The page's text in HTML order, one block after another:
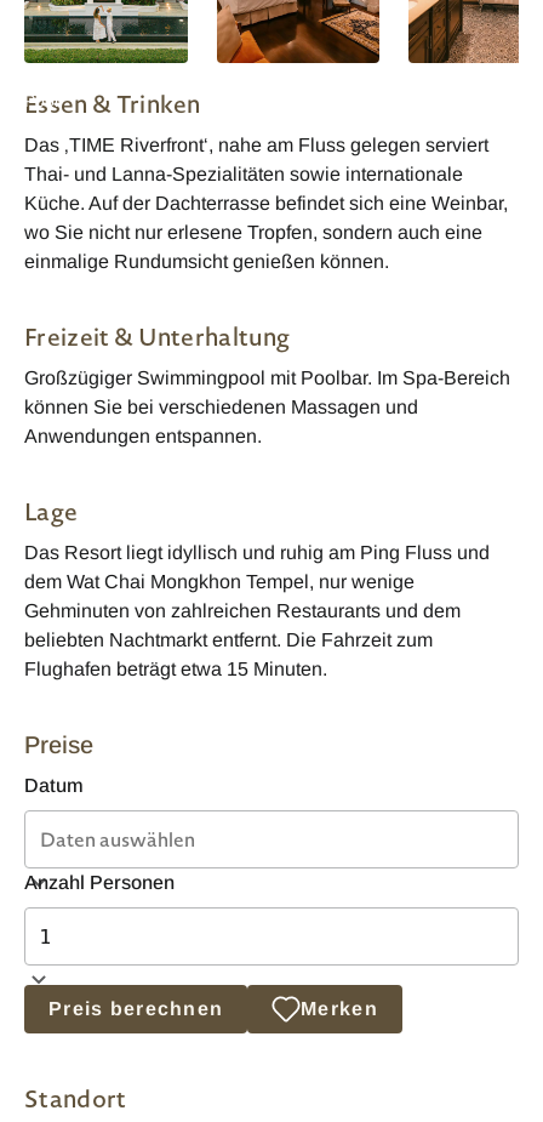
Pool
Essen & Trinken
Das ‚TIME Riverfront‘, nahe am Fluss gelegen serviert
Thai- und Lanna-Spezialitäten sowie internationale
Küche. Auf der Dachterrasse befindet sich eine Weinbar,
wo Sie nicht nur erlesene Tropfen, sondern auch eine
einmalige Rundumsicht genießen können.
Freizeit & Unterhaltung
Großzügiger Swimmingpool mit Poolbar. Im Spa-Bereich
können Sie bei verschiedenen Massagen und
Anwendungen entspannen.
Lage
Das Resort liegt idyllisch und ruhig am Ping Fluss und
dem Wat Chai Mongkhon Tempel, nur wenige
Gehminuten von zahlreichen Restaurants und dem
beliebten Nachtmarkt entfernt. Die Fahrzeit zum
Flughafen beträgt etwa 15 Minuten.
Preise
Datum
Anzahl Personen
Preis berechnen Merken
Standort